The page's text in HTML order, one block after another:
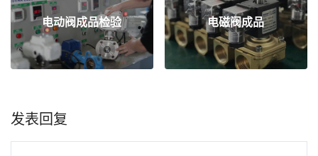
电动阀成品检验 电磁阀成品
发表回复